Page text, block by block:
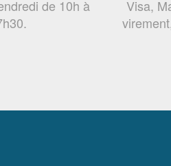
de 10h à
Visa,